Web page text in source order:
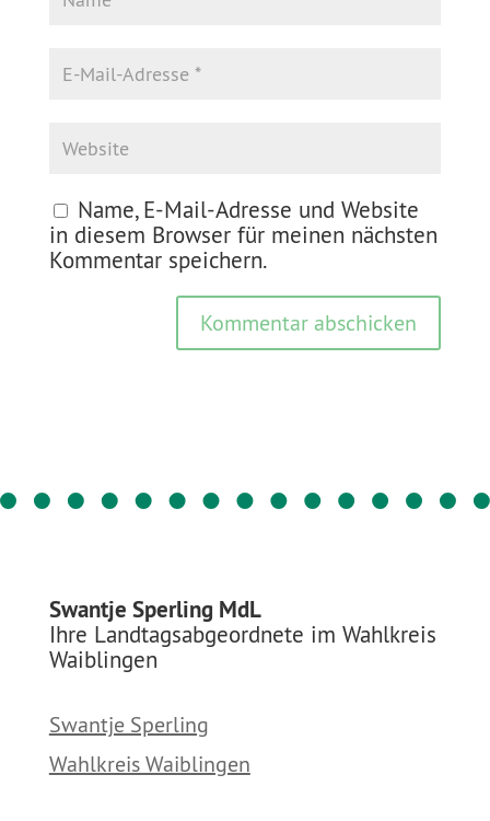
Name, E-Mail-Adresse und Website
in diesem Browser für meinen nächsten
Kommentar speichern.
Kommentar abschicken
Swantje Sperling MdL
Ihre Landtagsabgeordnete im Wahlkreis
Waiblingen
Swantje Sperling
Wahlkreis Waiblingen